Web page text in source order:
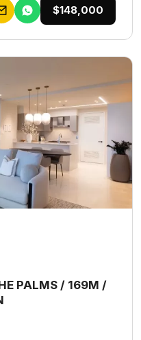
$148,000
PALMS / 169M /